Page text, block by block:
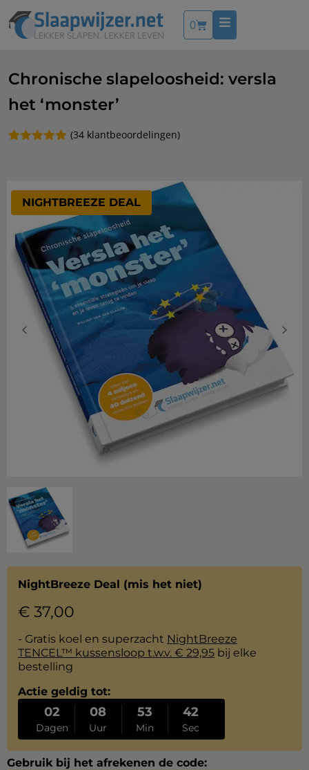
0
Chronische slapeloosheid: versla
het ‘monster’
klantbeoordelingen
(34 klantbeoordelingen)
NIGHTBREEZE DEAL
NightBreeze Deal (mis het niet)
€ 37,00
- Gratis koel en superzacht NightBreeze
TENCEL™ kussensloop t.w.v. € 29,95 bij elke
bestelling
Actie geldig tot:
02
Dagen
08
Uur
53
Min
42
Sec
Gebruik bij het afrekenen de code: